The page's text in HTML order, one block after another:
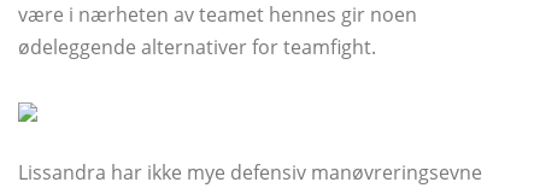
være i nærheten av teamet hennes gir noen
ødeleggende alternativer for teamfight.
Lissandra har ikke mye defensiv manøvreringsevne